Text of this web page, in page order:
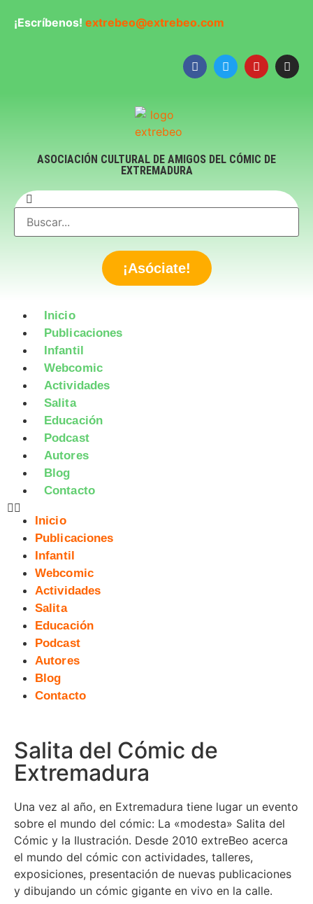
¡Escríbenos! extrebeo@extrebeo.com
ASOCIACIÓN CULTURAL DE AMIGOS DEL CÓMIC DE
EXTREMADURA
¡Asóciate!
Inicio
Publicaciones
Infantil
Webcomic
Actividades
Salita
Educación
Podcast
Autores
Blog
Contacto
Inicio
Publicaciones
Infantil
Webcomic
Actividades
Salita
Educación
Podcast
Autores
Blog
Contacto
Salita del Cómic de
Extremadura
Una vez al año, en Extremadura tiene lugar un evento
sobre el mundo del cómic: La «modesta» Salita del
Cómic y la Ilustración. Desde 2010 extreBeo acerca
el mundo del cómic con actividades, talleres,
exposiciones, presentación de nuevas publicaciones
y dibujando un cómic gigante en vivo en la calle.